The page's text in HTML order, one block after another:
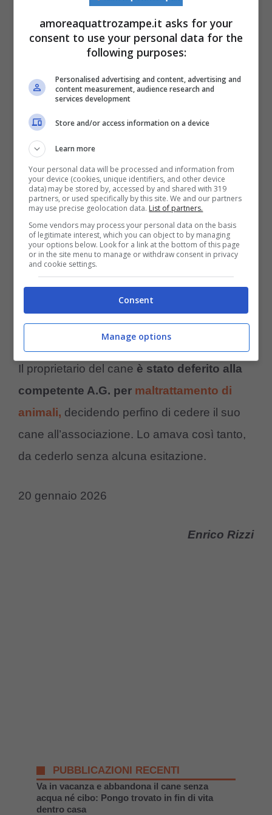
Sono intervenuto perchémi sono reso
conto che non c’era un minuto in più da
pericolo di vita. Non è stato certamente facile
salvarla. Il
gentile e collaborativo, a seguito
dell’intervento dei vicini di casa che
inspiegabilmente hanno deciso di prendere
le sue difese, ha subito cambiato
atteggiamento, tentando più volte di
aggredirmi, dopo avermi ricoperto di
insulti di ogni genere.
Carabinieriha riportato la calma, evitando
ulteriori disordini e problemi di ordine
pubblico.
Il proprietario del cane è stato deferito alla
competente A.G. per maltrattamento di
animali, decidendo perfino di cedere il suo
cane all’associazione. Lo amava così tanto,
da cederlo senza alcuna esitazione.
20 gennaio 2026
Enrico Rizzi
PUBBLICAZIONI RECENTI
Va in vacanza e abbandona il cane senza
acqua né cibo: Pongo trovato in fin di vita
dentro casa
amoreaquattrozampe.it asks for your
consent to use your personal data for the
following purposes:
Personalised advertising and content, advertising and
content measurement, audience research and
services development
Store and/or access information on a device
Learn more
Your personal data will be processed and information from
your device (cookies, unique identifiers, and other device
data) may be stored by, accessed by and shared with 319
partners, or used specifically by this site. We and our partners
may use precise geolocation data. List of partners.
Some vendors may process your personal data on the basis
of legitimate interest, which you can object to by managing
your options below. Look for a link at the bottom of this page
or in the site menu to manage or withdraw consent in privacy
and cookie settings.
Consent
Manage options